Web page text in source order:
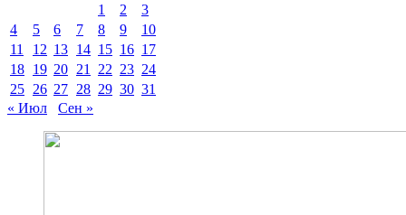
1
2
3
4
5 6 7 8 9
10
11
12 13 14 15 16 17
18 19 20 21 22 23 24
25 26 27 28 29 30 31
« Июл
Сен »